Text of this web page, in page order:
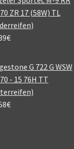
ZR 17 (58W) TL
€
G 722 G WSW
- 15 76H TT
€